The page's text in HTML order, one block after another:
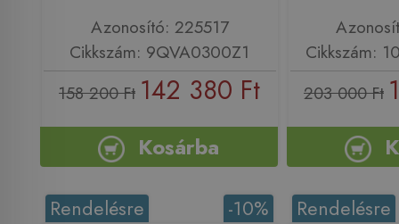
Azonosító: 225517
Cikkszám: 9QVA0300Z1
158 200 Ft 142 380 Ft
Kosárba
Cikkszám:
203 000 Ft
-10%
Rendelésre Rendelésre